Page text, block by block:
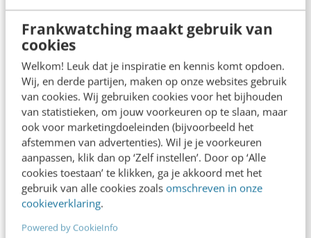
Frankwatching maakt gebruik van
cookies
Welkom! Leuk dat je inspiratie en kennis komt opdoen.
Wij, en derde partijen, maken op onze websites gebruik
van cookies. Wij gebruiken cookies voor het bijhouden
van statistieken, om jouw voorkeuren op te slaan, maar
ook voor marketingdoeleinden (bijvoorbeeld het
afstemmen van advertenties). Wil je je voorkeuren
aanpassen, klik dan op ‘Zelf instellen’. Door op ‘Alle
cookies toestaan’ te klikken, ga je akkoord met het
gebruik van alle cookies zoals omschreven in onze
cookieverklaring.
Powered by CookieInfo
Simon Koelewijn
Auteur
16/12/2006 om 21:20
Die discussie was niet vijandig hoor.
Tekst is af en toe
heel misleidend als het om sfeer en emotie gaat achter de
Anyway, ik baal er wel van dat ik het absoluut niet kan
reproduceren hier, in welke browser dan ook. Voor de
duidelijkheid: het probleem komt nu dus voor in zowel
Firefox 2.0 als Internet Explorer 7?
Overigens is het font wel iets groter in de middenkolom als